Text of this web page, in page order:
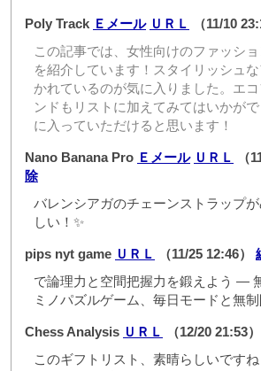
Poly Track Ｅメール ＵＲＬ
（11/10
この記事では、女性向けのファッシ
を紹介しています！スタイリッシュ
かれているのが気に入りました。エ
ンドもリストに加えてみてはいかが
に入っていただけると思います！
Nano Banana Pro Ｅメール ＵＲＬ
（
除
バレンシアガのチェーンストラップ
しい！✨
pips nyt game ＵＲＬ （11/25 12:46）
で論理力と空間把握力を鍛えよう —
ミノパズルゲーム、毎日モードと無
Chess Analysis ＵＲＬ
（12/20 21:53
このギフトリスト、素晴らしいです